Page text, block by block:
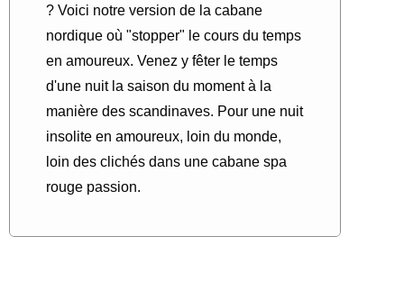
? Voici notre version de la cabane
nordique où "stopper" le cours du temps
en amoureux. Venez y fêter le temps
d'une nuit la saison du moment à la
manière des scandinaves. Pour une nuit
insolite en amoureux, loin du monde,
loin des clichés dans une cabane spa
rouge passion.